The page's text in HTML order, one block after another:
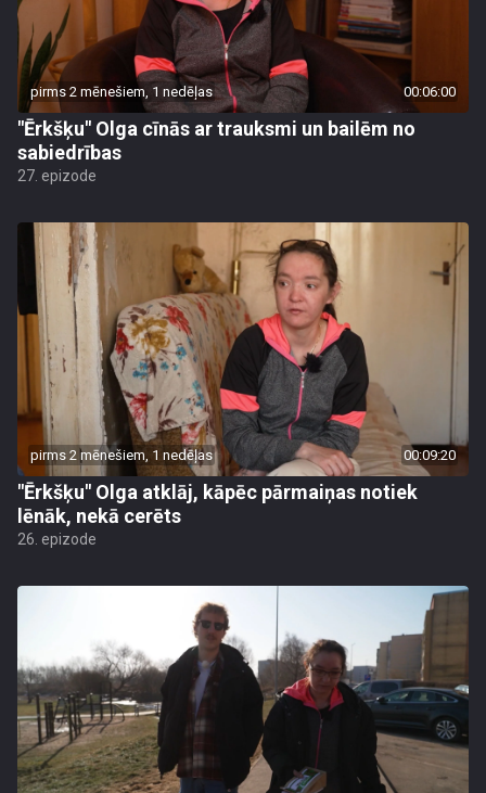
pirms 2 mēnešiem, 1 nedēļas 00:06:00
"Ērkšķu" Olga cīnās ar trauksmi un bailēm no
sabiedrības
27. epizode
pirms 2 mēnešiem, 1 nedēļas 00:09:20
"Ērkšķu" Olga atklāj, kāpēc pārmaiņas notiek
lēnāk, nekā cerēts
26. epizode